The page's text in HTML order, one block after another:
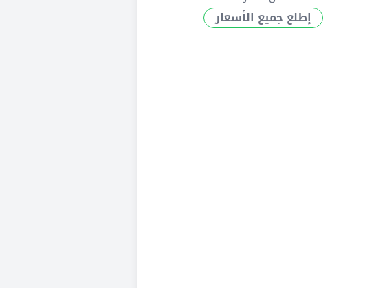
إطلع جميع الأسعار